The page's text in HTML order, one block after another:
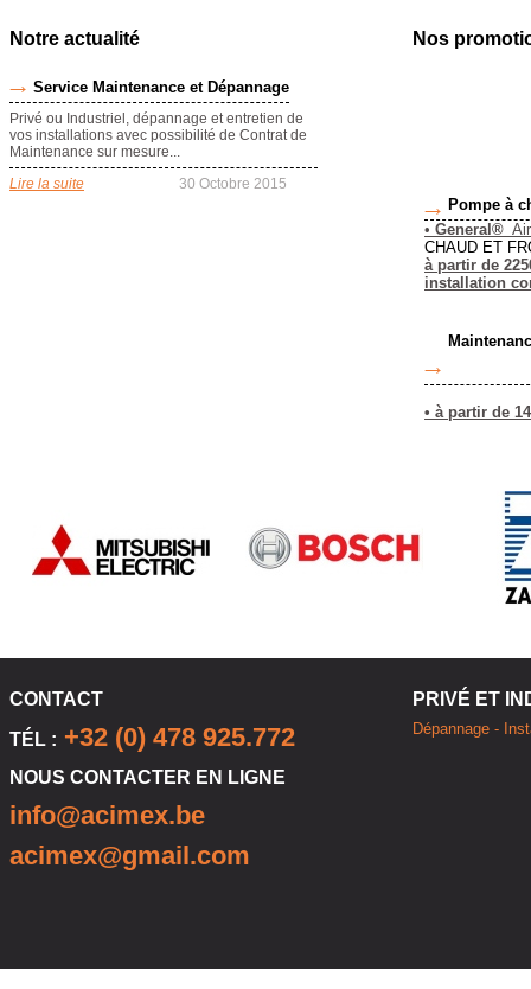
Notre actualité
Service Maintenance et Dépannage
Privé ou Industriel, dépannage et entretien de
vos installations avec possibilité de Contrat de
Maintenance sur mesure...
Lire la suite
30 Octobre 2015
Nos
Pompe à
• General®
CHAUD ET
à partir de
installation
• à partir de
CONTACT
TÉL : +32 (0) 478 925.772
NOUS CONTACTER EN LIGNE
info@acimex.be
acimex@gmail.com
PRIVÉ ET
Dépannage -